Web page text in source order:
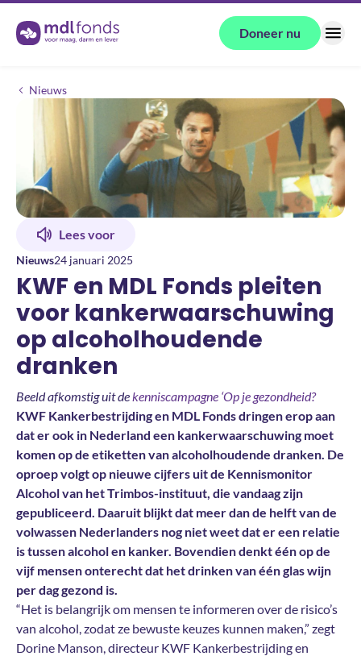
Terug naar de homepage Doneer nu
Nieuws
KWF en MDL Fonds pleiten voor kankerwaarschuwing op
Lees voor
KWF en MDL Fonds pleiten
voor kankerwaarschuwing
op alcoholhoudende
dranken
Nieuws24 januari 2025
Beeld afkomstig uit dekenniscampagne ‘Op je gezondheid?
KWF Kankerbestrijding en MDL Fonds dringen erop aan
dat er ook in Nederland een kankerwaarschuwing moet
komen op de etiketten van alcoholhoudende dranken. De
oproep volgt op nieuwe cijfers uit de Kennismonitor
Alcohol van het Trimbos-instituut, die vandaag zijn
gepubliceerd. Daaruit blijkt dat meer dan de helft van de
volwassen Nederlanders nog niet weet dat er een relatie
is tussen alcohol en kanker. Bovendien denkt één op de
vijf mensen onterecht dat het drinken van één glas wijn
per dag gezond is.
“Het is belangrijk om mensen te informeren over de risico’s
van alcohol, zodat ze bewuste keuzes kunnen maken,” zegt
Dorine Manson, directeur KWF Kankerbestrijding en